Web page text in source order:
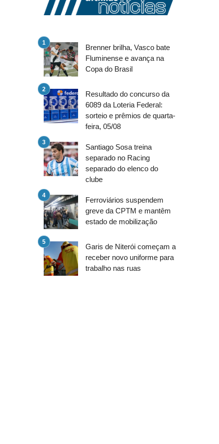
Brenner brilha, Vasco bate
Fluminense e avança na
Copa do Brasil
Resultado do concurso da
6089 da Loteria Federal:
sorteio e prêmios de quarta-
feira, 05/08
Santiago Sosa treina
separado no Racing
separado do elenco do
clube
Ferroviários suspendem
greve da CPTM e mantêm
estado de mobilização
Garis de Niterói começam a
receber novo uniforme para
trabalho nas ruas